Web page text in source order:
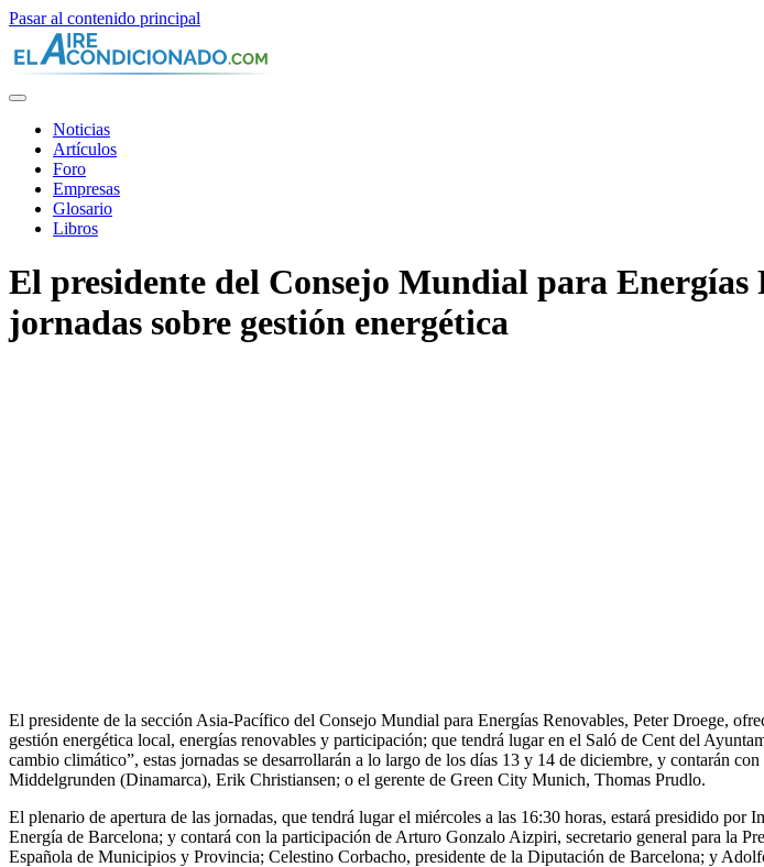
Pasar al contenido principal
Noticias
Artículos
Foro
Empresas
Glosario
Libros
El presidente del Consejo Mundial para Energías
jornadas sobre gestión energética
El presidente de la sección Asia-Pacífico del Consejo Mundial para Energías Renovables, Peter Droege,
gestión energética local, energías renovables y participación; que tendrá lugar en el Saló de Cent del
cambio climático”, estas jornadas se desarrollarán a lo largo de los días 13 y 14 de diciembre, y contarán
Middelgrunden (Dinamarca), Erik Christiansen; o el gerente de Green City Munich, Thomas Prudlo.
El plenario de apertura de las jornadas, que tendrá lugar el miércoles a las 16:30 horas, estará presidido
Energía de Barcelona; y contará con la participación de Arturo Gonzalo Aizpiri, secretario general para la
Española de Municipios y Provincia; Celestino Corbacho, presidente de la Diputación de Barcelona; y